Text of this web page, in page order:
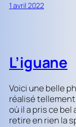
1 avril 2022
L’iguane
Voici une belle
réalisé
où il a pris ce bel
retire en rien la